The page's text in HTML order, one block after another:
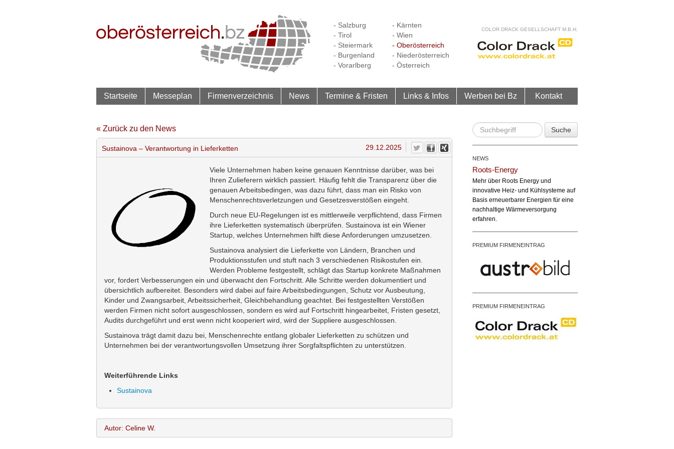
- Salzburg
- Tirol
- Steiermark
- Burgenland
- Vorarlberg
- Kärnten
- Wien
- Oberösterreich
- Niederösterreich
- Österreich
COLOR DRACK GESELLSCHAFT M.B.H.
Startseite Messeplan Firmenverzeichnis News Termine & Fristen Links & Infos Werben bei Bz Kontakt
« Zurück zu den News
Sustainova – Verantwortung in Lieferketten 29.12.2025
Viele Unternehmen haben keine genauen Kenntnisse darüber, was bei
Ihren Zulieferern wirklich passiert. Häufig fehlt die Transparenz über die
genauen Arbeitsbedingen, was dazu führt, dass man ein Risko von
Menschenrechtsverletzungen und Gesetzesverstößen eingeht.
Durch neue EU-Regelungen ist es mittlerweile verpflichtend, dass Firmen
ihre Lieferketten systematisch überprüfen. Sustainova ist ein Wiener
Startup, welches Unternehmen hilft diese Anforderungen umzusetzen.
Sustainova analysiert die Lieferkette von Ländern, Branchen und
Produktionsstufen und stuft nach 3 verschiedenen Risikostufen ein.
Werden Probleme festgestellt, schlägt das Startup konkrete Maßnahmen
vor, fordert Verbesserungen ein und überwacht den Fortschritt. Alle Schritte werden dokumentiert und
übersichtlich aufbereitet. Besonders wird dabei auf faire Arbeitsbedingungen, Schutz vor Ausbeutung,
Kinder und Zwangsarbeit, Arbeitssicherheit, Gleichbehandlung geachtet. Bei festgestellten Verstößen
werden Firmen nicht sofort ausgeschlossen, sondern es wird auf Fortschritt hingearbeitet, Fristen gesetzt,
Audits durchgeführt und erst wenn nicht kooperiert wird, wird der Suppliere ausgeschlossen.
Sustainova trägt damit dazu bei, Menschenrechte entlang globaler Lieferketten zu schützen und
Unternehmen bei der verantwortungsvollen Umsetzung ihrer Sorgfaltspflichten zu unterstützen.
Weiterführende Links
Sustainova
Autor: Celine W.
Suche
NEWS
Roots-Energy
Mehr über Roots Energy und
innovative Heiz- und Kühlsysteme auf
Basis erneuerbarer Energien für eine
nachhaltige Wärmeversorgung
erfahren.
PREMIUM FIRMENEINTRAG
PREMIUM FIRMENEINTRAG